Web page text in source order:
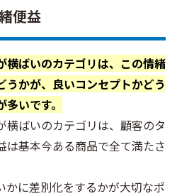
便益
横ばいのカテゴリは、この情緒
うかが、良いコンセプトかどう
いです。
横ばいのカテゴリは、顧客のタ
は基本今ある商品で全て満たさ
かに差別化をするかが大切なポ